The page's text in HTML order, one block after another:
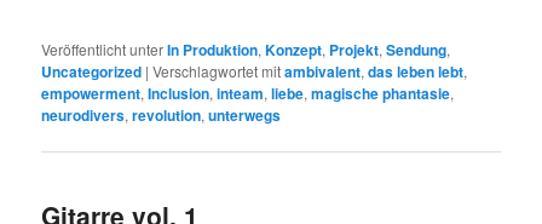
Veröffentlicht unterIn Produktion,Konzept, Projekt,Sendung,
Uncategorized |Verschlagwortet mitambivalent,das leben lebt,
empowerment,Inclusion,inteam,liebe,magische phantasie,
neurodivers,revolution,unterwegs
Gitarre vol. 1